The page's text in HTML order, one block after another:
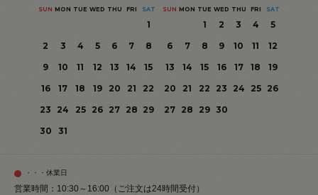
SUN MON TUE WED THU FRI SAT
1
2
3 4 5 6 7
8
9
10 11 12 13 14
15
16
17 18 19 20 21
22
23
24 25 26 27 28 29
30
31
SUN MON TUE WED THU FRI SAT
1 2 3 4
5
6
7 8 9 10 11
12
13
14 15 16 17 18
19
20
21 22 23 24 25
26
27 28 29 30
・・・休業日
営業時間：10:30～16:00（ご注文は24時間受付）